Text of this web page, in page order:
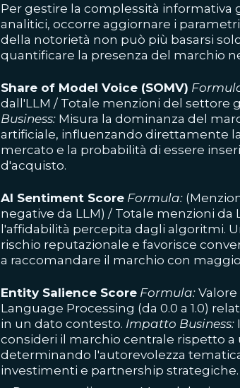
Per gestire la complessità informativa
analitici, occorre aggiornare i
della notorietà non può più basarsi
quantificare la presenza del marchio
Share of Model Voice (SOMV)
dall'LLM / Totale menzioni del settore
Business: Misura la dominanza del
artificiale, influenzando direttamente
mercato e la probabilità di essere
d'acquisto.
AI Sentiment Score Formula:
negative da LLM) / Totale menzioni da
l'affidabilità percepita dagli algoritmi.
rischio reputazionale e favorisce
a raccomandare il marchio con
Entity Salience Score Formula:
Language Processing (da 0.0 a 1.0)
in un dato contesto. Impatto Business:
consideri il marchio centrale rispetto
determinando l'autorevolezza
investimenti e partnership strategiche.